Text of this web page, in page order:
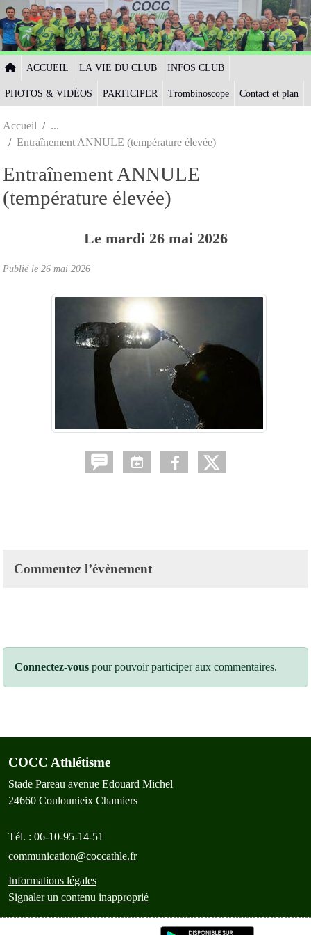
ACCUEIL LA VIE DU CLUB INFOS CLUB
PHOTOS & VIDÉOS PARTICIPER Trombinoscope Contact et plan
Accueil
Entraînement ANNULE (température élevée)
Entraînement ANNULE
(température élevée)
Le mardi 26 mai 2026
Publié le 26 mai 2026
Commentez l’évènement
Connectez-vous pour pouvoir participer aux commentaires.
COCC Athlétisme
Stade Pareau avenue Edouard Michel
24660 Coulounieix Chamiers
Tél. : 06-10-95-14-51
communication@coccathle.fr
Informations légales
Signaler un contenu inapproprié
Panneau de gestion des cookies